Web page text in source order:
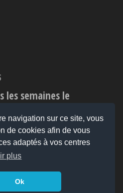
navigation sur ce site, vous
de cookies afin de vous
adaptés à vos centres
plus
Ok
les semaines le